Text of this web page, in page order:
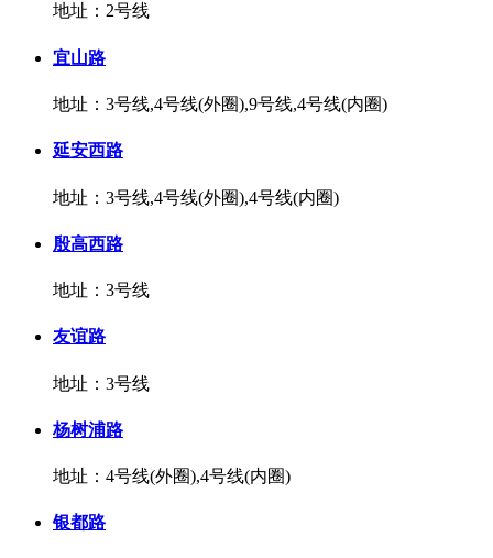
地址：2号线
宜山路
地址：3号线,4号线(外圈),9号线,4号线(内圈)
延安西路
地址：3号线,4号线(外圈),4号线(内圈)
殷高西路
地址：3号线
友谊路
地址：3号线
杨树浦路
地址：4号线(外圈),4号线(内圈)
银都路